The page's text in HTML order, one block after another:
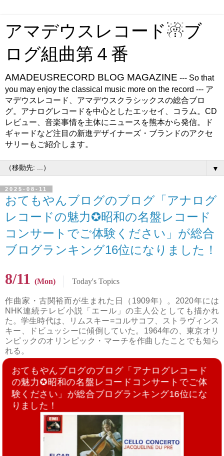
アマデウスレコード☃ブ
ログ組曲第４番
AMADEUSRECORD BLOG MAGAZINE --- So that
you may enjoy the classical music more on the record --- ア
マデウスレコード、アマデウスクラシックスの総合ブロ
グ。アナログレコードを中心としたエッセイ、コラム。CD
レビュー、音楽事情を主体にニュースを熊本から発信。ド
ギャードなど注目の新進デザイナーズ・ブランドのアクセ
サリーもご紹介します。
▼
2025-08-11
おてもやんブログのブログ「アナログ
レコードの魅力✪昭和の名盤レコード
コンサートでご体験ください」が総合
ブログランキング16位になりました！
8/11 (Mon) Today's Topics
作曲家・古関裕而が生まれた日（1909年）。2020年には
NHK連続テレビ小説「エール」の主人公としても描かれ
た。学生時代は、リムスキー=コルサコフ、ストラヴィンス
キー、ドビュッシーに傾倒していた。1964年の、東京オリ
ンピックのオリンピック・マーチを作曲したことでも知ら
れる。
おてもやんブログのブログ「アナログレコード
の魅力✪昭和の名盤レコードコンサートでご体
験ください」が総合ブログランキング16位にな
りました！